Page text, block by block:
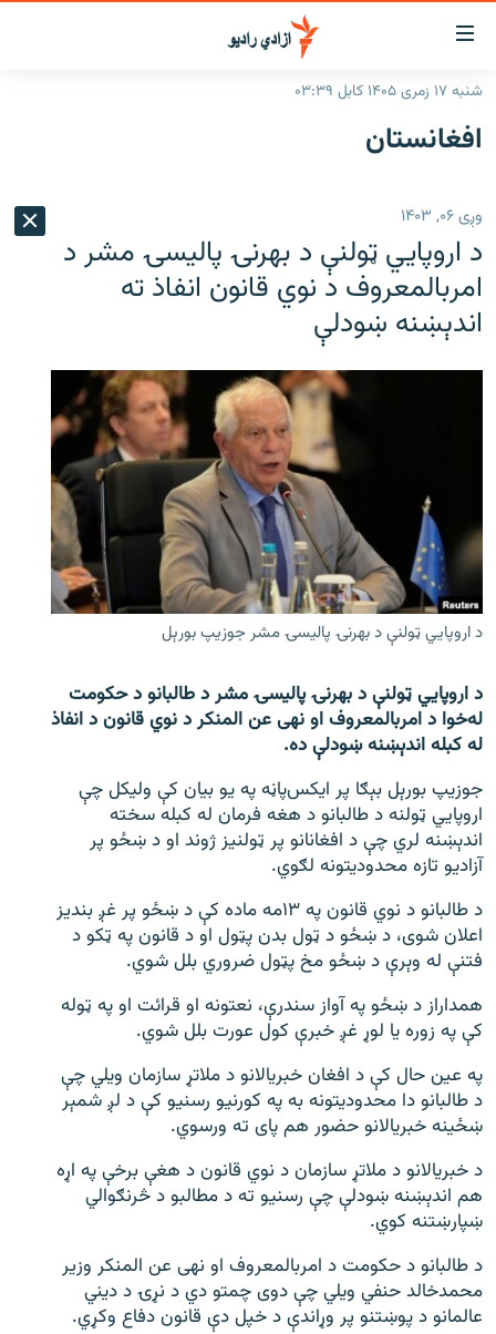
د
لاسرسۍ
وړ
لېنکونه
اصلي
ورتلل
اصلي
مېنو
ورتلل
کورپاڼه
راپورونه
سیمه
منځنی ختیځ
نړۍ
افغانستان
نړۍ
د خپرونو جدول
مرکې
اونیزې خپرونې
دري پاڼه
Azadi English
د ازادې اروپا/ ازادي راډيو ټولې پاڼې
شنبه ۱۷ زمری ۱۴۰۵ کابل ۰۳:۳۹
افغانستان
وږی ۰۶, ۱۴۰۳
د اروپايي ټولنې د بهرنۍ پالیسۍ مشر د
امربالمعروف د نوي قانون انفاذ ته
اندېښنه ښودلې
د اروپايي ټولنې د بهرنۍ پالیسۍ مشر جوزیپ بورېل
د اروپايي ټولنې د بهرنۍ پالیسۍ مشر د طالبانو د حکومت
له‌خوا د امربالمعروف او نهی عن المنکر د نوي قانون د انفاذ
له کبله اندېښنه ښودلې ده.
جوزیپ بورېل بېګا پر ایکس‌پاڼه په یو بیان کې ولیکل چې
اروپايي ټولنه د طالبانو د هغه فرمان له کبله سخته
اندېښنه لري چې د افغانانو پر ټولنیز ژوند او د ښځو پر
آزادیو تازه محدودیتونه لګوي.
د طالبانو د نوي قانون په ۱۳مه ماده کې د ښځو پر غږ بندیز
اعلان شوی، د ښځو د ټول بدن پټول او د قانون په ټکو د
فتنې له وېرې د ښځو مخ پټول ضروري بلل شوي.
همداراز د ښځو په آواز سندرې، نعتونه او قرائت او په ټوله
کې په زوره يا لوړ غږ خبرې کول عورت بلل شوي.
په عین حال کې د افغان خبریالانو د ملاتړ سازمان ویلي چې
د طالبانو دا محدودیتونه به په کورنیو رسنیو کې د لږ شمېر
ښځینه خبریالانو حضور هم پای ته ورسوي.
د خبریالانو د ملاتړ سازمان د نوي قانون د هغې برخې په اړه
هم اندېښنه ښودلې چې رسنیو ته د مطالبو د څرنګوالي
ښپارښتنه کوي.
د طالبانو د حکومت د امربالمعروف او نهی عن المنکر وزیر
محمدخالد حنفي ویلي چې دوی چمتو دي د نړۍ د دیني
عالمانو د پوښتنو پر وړاندې د خپل دې قانون دفاع وکړي.